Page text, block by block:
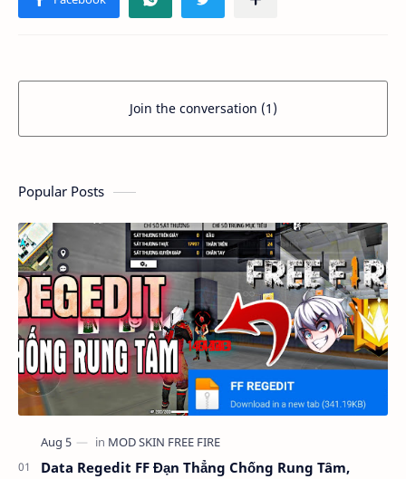
Join the conversation (1)
Popular Posts
Data Regedit FF Đạn Thẳng Chống Rung Tâm,